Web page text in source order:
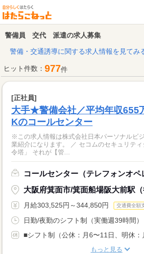
警備員 交代 派遣の求人募集
警備・交通誘導に関する求人情報を見てみ
ヒット件数： 977件
[正社員]
大手★警備会社／平均年収655
Kのコールセンター
※この求人情報は株式会社日本パーソナルビ
業紹介になります。 ／ セコムのセキュリティ
令塔」 それが【管...
コールセンター（テレフォンオペ
大阪府箕面市/箕面船場阪大前駅（
月給303,525円～344,850円 交通費全額
日勤/夜勤のシフト制（実働週39時間
■シフト制（公休：月6〜11日、明休：
もっと見る